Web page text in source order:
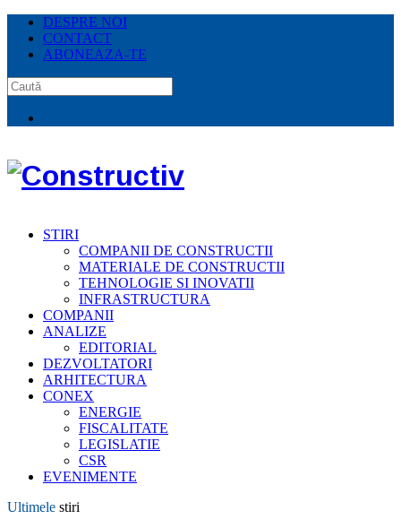
DESPRE NOI
CONTACT
ABONEAZA-TE
STIRI
COMPANII DE CONSTRUCTII
MATERIALE DE CONSTRUCTII
TEHNOLOGIE SI INOVATII
INFRASTRUCTURA
COMPANII
ANALIZE
EDITORIAL
DEZVOLTATORI
ARHITECTURA
CONEX
ENERGIE
FISCALITATE
LEGISLATIE
CSR
EVENIMENTE
Ultimele stiri